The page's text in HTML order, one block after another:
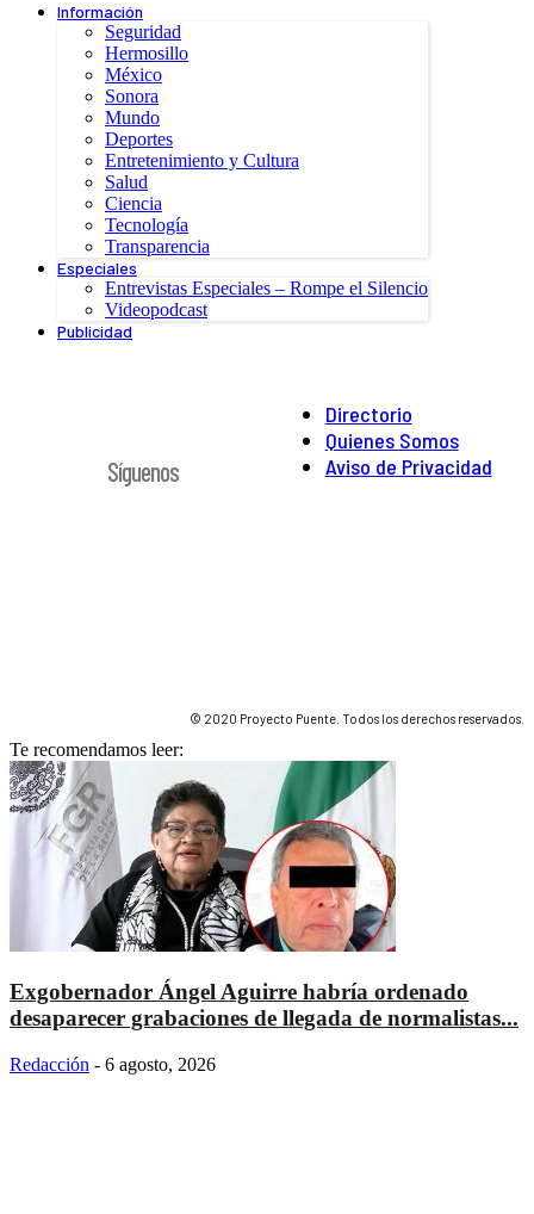
Información
Seguridad
Hermosillo
México
Sonora
Mundo
Deportes
Entretenimiento y Cultura
Salud
Ciencia
Tecnología
Transparencia
Especiales
Entrevistas Especiales – Rompe el Silencio
Videopodcast
Publicidad
Directorio
Quienes Somos
Aviso de Privacidad
Síguenos
© 2020 Proyecto Puente. Todos los derechos reservados.
Te recomendamos leer:
Exgobernador Ángel Aguirre habría ordenado
desaparecer grabaciones de llegada de normalistas...
Redacción - 6 agosto, 2026